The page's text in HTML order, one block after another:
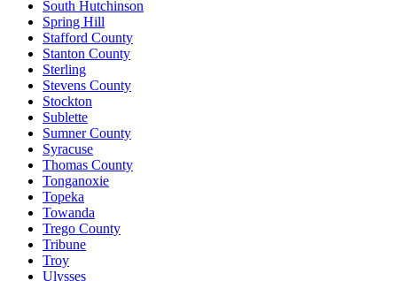
South Hutchinson
Spring Hill
Stafford County
Stanton County
Sterling
Stevens County
Stockton
Sublette
Sumner County
Syracuse
Thomas County
Tonganoxie
Topeka
Towanda
Trego County
Tribune
Troy
Ulysses